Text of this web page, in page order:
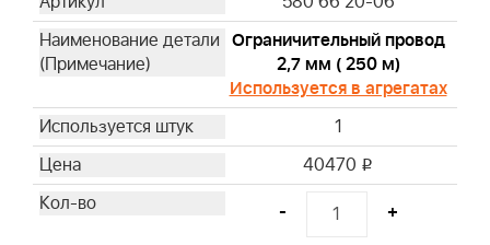
Ограничительный провод
2,7 мм ( 250 м)
Используется в агрегатах
1
40470 i
- +